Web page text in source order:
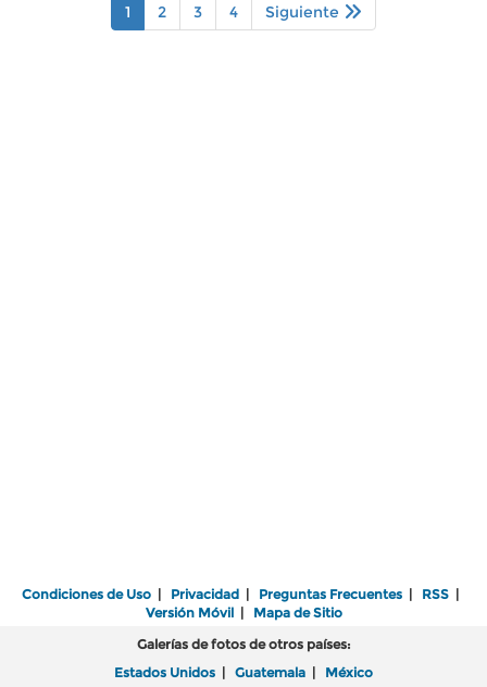
1 2 3 4 Siguiente
Condiciones de Uso | Privacidad | Preguntas Frecuentes | RSS |
Versión Móvil| Mapa de Sitio
Galerías de fotos de otros países:
Estados Unidos | Guatemala | México